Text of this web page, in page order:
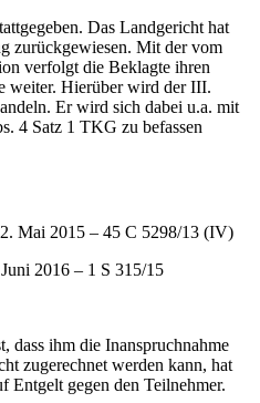
Das Landgericht hat
zurückgewiesen. Mit der vom
verfolgt die Beklagte ihren
weiter. Hierüber wird der III.
Er wird sich dabei u.a. mit
4 Satz 1 TKG zu befassen
Mai 2015 – 45 C 5298/13 (IV)
2016 – 1 S 315/15
dass ihm die Inanspruchnahme
zugerechnet werden kann, hat
Entgelt gegen den Teilnehmer.